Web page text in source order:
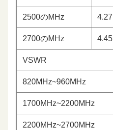
2500のMHz 4.27
2700のMHz 4.45
VSWR
820MHz~960MHz
1700MHz~2200MHz
2200MHz~2700MHz